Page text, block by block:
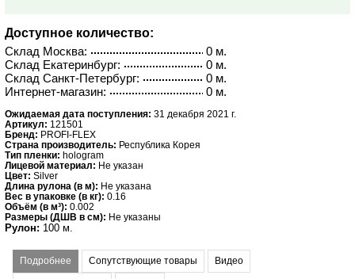
Доступное количество:
0 м.
Склад Москва:
0 м.
Склад Екатеринбург:
0 м.
Склад Санкт-Петербург:
0 м.
Интернет-магазин:
Ожидаемая дата поступления: 31 декабря 2021 г.
Артикул: 121501
Бренд: PROFI-FLEX
Страна производитель: Республика Корея
Тип пленки: hologram
Лицевой материал: Не указан
Цвет: Silver
Длина рулона (в м): Не указана
Вес в упаковке (в кг): 0.16
Объём (в м³): 0.002
Размеры (ДШВ в см): Не указаны
Рулон: 100 м.
Подробнее Сопутствующие товары Видео